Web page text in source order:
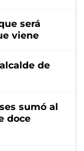
será
viene
de
sumó al
doce